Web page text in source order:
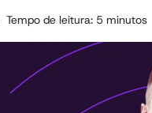
Tempo de leitura: 5minutos